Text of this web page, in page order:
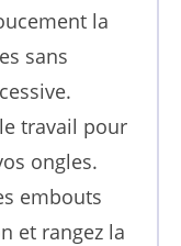
la
sans
travail pour
ongles.
embouts
et rangez la